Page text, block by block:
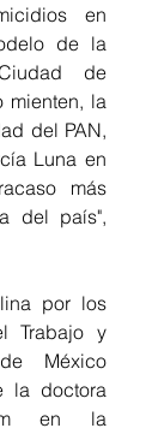
en
de la
de
mienten, la
del PAN,
Luna en
más
del país",
por los
Trabajo y
México
la doctora
en la